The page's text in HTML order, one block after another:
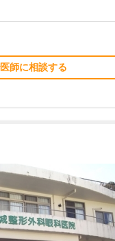
師に相談する